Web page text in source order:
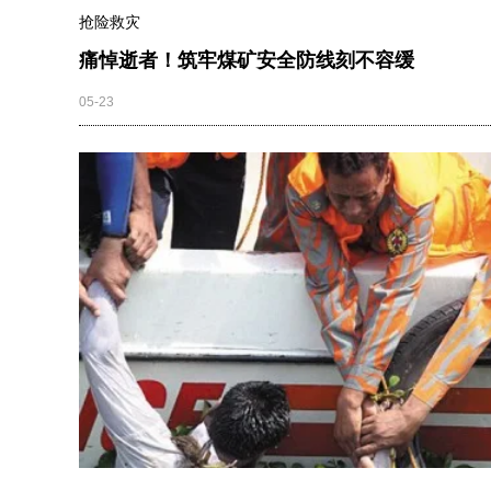
抢险救灾
痛悼逝者！筑牢煤矿安全防线刻不容缓
05-23